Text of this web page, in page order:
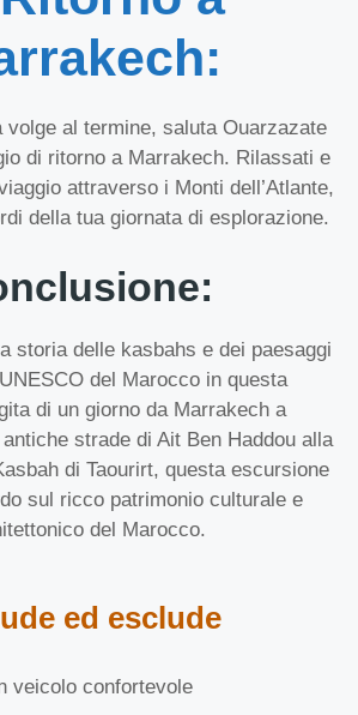
volge al termine, saluta Ouarzazate
di ritorno a Marrakech. Rilassati e
attraverso i Monti dell’Atlante,
della tua giornata di esplorazione.
storia delle kasbahs e dei paesaggi
del Marocco in questa
di un giorno da Marrakech a
strade di Ait Ben Haddou alla
di Taourirt, questa escursione
sul ricco patrimonio culturale e
del Marocco.
ed esclude
veicolo confortevole